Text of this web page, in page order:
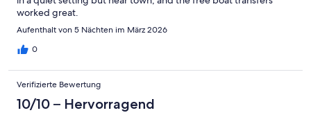
worked great.
Aufenthalt von 5 Nächten im März 2026
0
Verifizierte Bewertung
10/10 – Hervorragend